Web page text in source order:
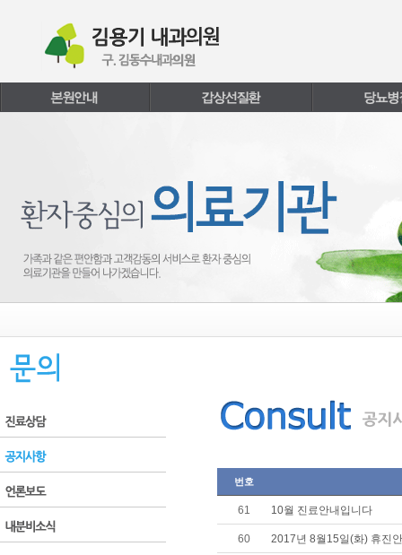
번호
61 10월 진료안내입니다
60 2017년 8월15일(화) 휴진